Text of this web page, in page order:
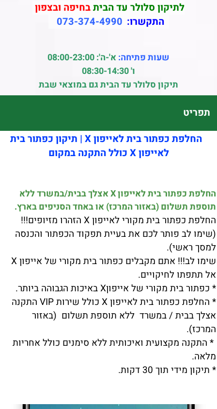
לתיקון סלולר עד הביתבחיפה ובצפון
התקשרו: 073-374-4990
שעות פתיחה:א'-ה': 08:00-23:00
ו' 08:30-14:30
תיקון סלולר עד הבית גם במוצאי שבת
תפריט
החלפת כפתור בית לאייפון X | תיקון כפתור בית
לאייפון X כולל התקנה במקום
החלפת כפתור בית לאייפון X אצלך בבית/במשרד ללא
תוספת תשלום (באזור המרכז) או באחד הסניפים בארץ.
החלפת כפתור בית מקורי לאייפון X הזהרו מזיופים!!!
(שימו לב פותר לכם את בעיית תפקוד הכפתור והכנסה
למסך ראשי).
שימו לב!!! אתם מקבלים כפתור בית מקורי של אייפון X
אל תתפתו לחיקויים.
* כפתור בית מקורי של אייפוןX באיכות הגבוהה ביותר.
* החלפת כפתור בית לאייפון X כולל שירות VIP התקנה
אצלך בבית / במשרד ללא תוספת תשלום (באזור
המרכז).
* התקנה מקצועית ואיכותית ללא סימנים כולל אחריות
מלאה.
* תיקון מידי תוך 30 דקות.